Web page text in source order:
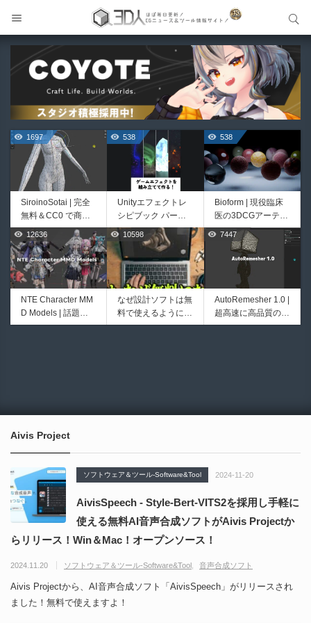
1697
SiroinoSotai | 完全
無料＆CC0 で商用
利用OKなVRChat向
け共通素体3Dモデ
ルが正式リリース！
程よいポリ数＆トポ
ロジーにも注目！
538
Unityエフェクトレ
シピブック パーツ
を組み合わせて作れ
る | ktk.kumamoto氏
によるUnity向けエ
フェクト教本が202
6年7月13日に発
売！
538
Bioform | 現役臨床
医の3DCGアーティ
ストが実際の解剖学
に基づいて構築した
プロシージャルな生
物学的Blenderマテ
リアルアセットアド
オン！無料お試し版
もあるよ！
427
Directive Utilities |
ブループリントライ
ブラリやエディタス
387
Pipe It | 直感的にパ
イプ形状を構築出来
るUnreal Engine 5
12636
NTE Character MM
D Models | 話題の
ゲーム『NTE（Nev
10598
なぜ設計ソフトは無
料で使えるようにな
ったのか──3D-CA
7447
AutoRemesher 1.0 |
超高速に高品質のク
ワッドポリゴンでリ
能な伸縮式ライトセ
ーバーの開発メイキ
nderのドキュメン
er向けAIエージェン
CGMatter
Aivis Project
ソフトウェア＆ツール-Software&Tool 2024-11-20
AivisSpeech - Style-Bert-VITS2を採用し手軽に
使える無料AI音声合成ソフトがAivis Projectか
らリリース！Win＆Mac！オープンソース！
2024.11.20 ソフトウェア＆ツール-Software&Tool 音声合成ソフト
Aivis Projectから、AI音声合成ソフト「AivisSpeech」がリリースされ
ました！無料で使えますよ！
サイト内検索